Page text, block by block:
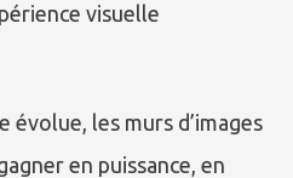
visuelle
les murs d’images
en puissance, en